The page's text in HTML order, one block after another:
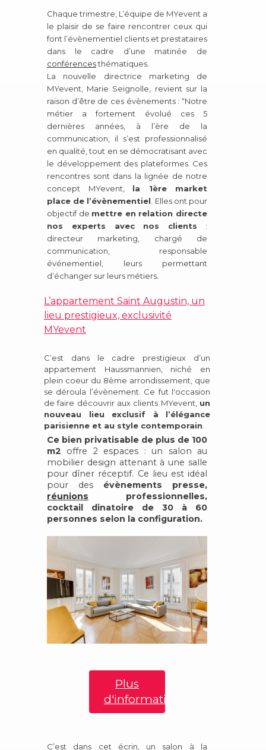
Chaque trimestre, L’équipe de MYevent a
le plaisir de se faire rencontrer ceux qui
font l’évènementiel clients et prestataires
dans le cadre d’une matinée de
conférencesthématiques.
La nouvelle directrice marketing de
MYevent, Marie Seignolle, revient sur la
raison d’être de ces évènements : “Notre
métier a fortement évolué ces 5
dernières années, à l’ère de la
communication, il s’est professionnalisé
en qualité, tout en se démocratisant avec
le développement des plateformes. Ces
rencontres sont dans la lignée de notre
concept MYevent, la 1ère market
place de l’évènementiel. Elles ont pour
objectif de mettre en relation directe
nos experts avec nos clients :
directeur marketing, chargé de
communication, responsable
événementiel, leurs permettant
d’échanger sur leurs métiers.
L’appartement Saint Augustin, un
lieu prestigieux, exclusivité
MYevent
C’est dans le cadre prestigieux d’un
appartement Haussmannien, niché en
plein coeur du 8ème arrondissement, que
se déroula l’évènement. Ce fut l'occasion
de faire découvrir aux clients MYevent, un
nouveau lieu exclusif à l’élégance
parisienne et au style contemporain.
Ce bien privatisable de plus de 100
m2 offre 2 espaces : un salon au
mobilier design attenant à une salle
pour dîner réceptif. Ce lieu est idéal
pour des évènements presse,
réunions professionnelles,
cocktail dinatoire de 30 à 60
personnes selon la configuration.
Plus
d'informations
C’est dans cet écrin, un salon à la